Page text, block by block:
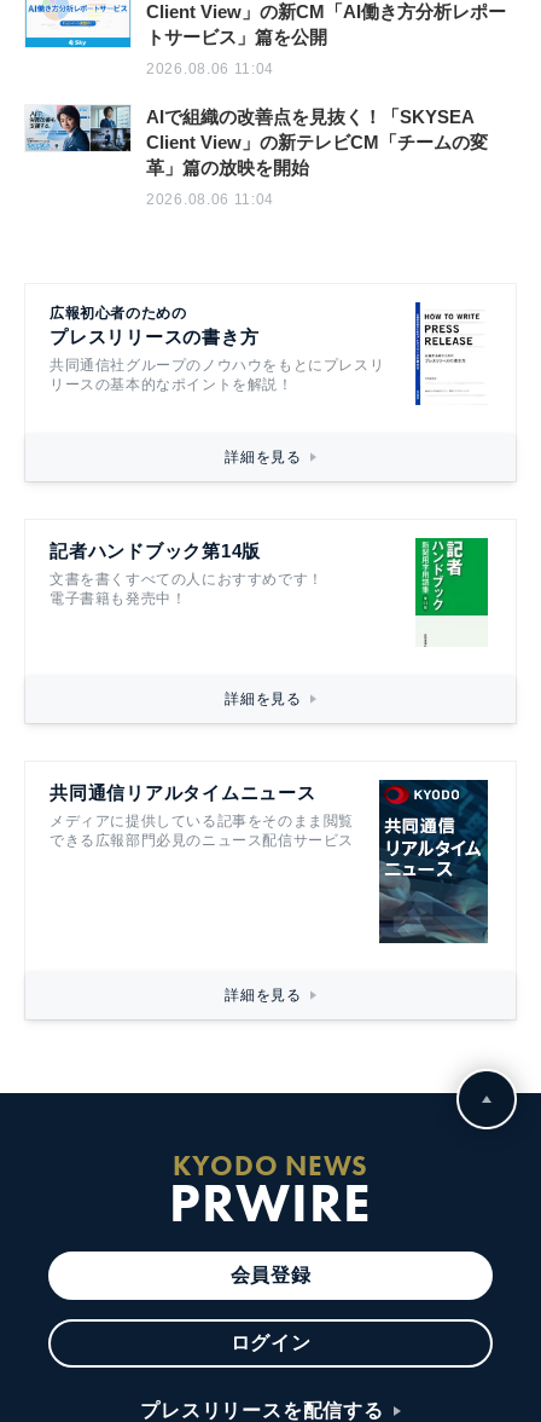
Client View」の新CM「AI働き方分析レポー
トサービス」篇を公開
2026.08.06 11:04
AIで組織の改善点を見抜く！「SKYSEA
Client View」の新テレビCM「チームの変
革」篇の放映を開始
2026.08.06 11:04
広報初心者のための
プレスリリースの書き方
共同通信社グループのノウハウをもとにプレスリ
リースの基本的なポイントを解説！
詳細を見る
記者ハンドブック第14版
文書を書くすべての人におすすめです！
電子書籍も発売中！
詳細を見る
共同通信リアルタイムニュース
メディアに提供している記事をそのまま閲覧
できる広報部門必見のニュース配信サービス
詳細を見る
KYODO NEWS
PRWIRE
会員登録
ログイン
プレスリリースを配信する